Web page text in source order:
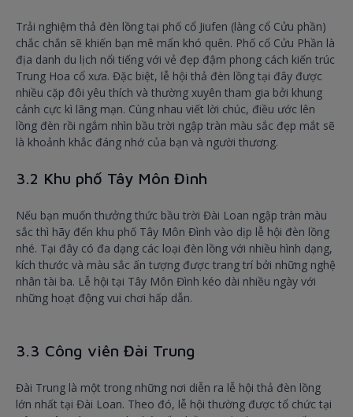
Trải nghiệm thả đèn lồng tại phố cổ Jiufen (làng cổ Cửu phần)
chắc chắn sẽ khiến bạn mê mẩn khó quên. Phố cổ Cửu Phần là
địa danh du lịch nổi tiếng với vẻ đẹp đậm phong cách kiến trúc
Trung Hoa cổ xưa. Đặc biệt, lễ hội thả đèn lồng tại đây được
nhiều cặp đôi yêu thích và thường xuyên tham gia bởi khung
cảnh cực kì lãng mạn. Cùng nhau viết lời chúc, điều ước lên
lồng đèn rồi ngắm nhìn bầu trời ngập tràn màu sắc đẹp mắt sẽ
là khoảnh khắc đáng nhớ của bạn và người thương.
3.2 Khu phố Tây Môn Đình
Nếu bạn muốn thưởng thức bầu trời Đài Loan ngập tràn màu
sắc thì hãy đến khu phố Tây Môn Đình vào dịp lễ hội đèn lồng
nhé. Tại đây có đa dạng các loại đèn lồng với nhiều hình dạng,
kích thước và màu sắc ấn tượng được trang trí bởi những nghệ
nhân tài ba. Lễ hội tại Tây Môn Đình kéo dài nhiều ngày với
những hoạt động vui chơi hấp dẫn.
3.3 Công viên Đài Trung
Đài Trung là một trong những nơi diễn ra lễ hội thả đèn lồng
lớn nhất tại Đài Loan. Theo đó, lễ hội thường được tổ chức tại